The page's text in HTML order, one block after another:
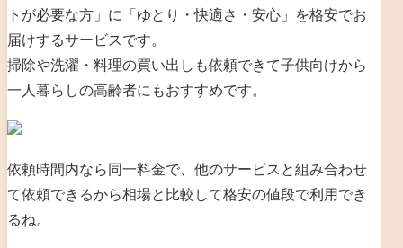
トが必要な方」に「ゆとり・快適さ・安心」を格安でお
届けするサービスです。
掃除や洗濯・料理の買い出しも依頼できて子供向けから
一人暮らしの高齢者にもおすすめです。
依頼時間内なら同一料金で、他のサービスと組み合わせ
て依頼できるから相場と比較して格安の値段で利用でき
るね。